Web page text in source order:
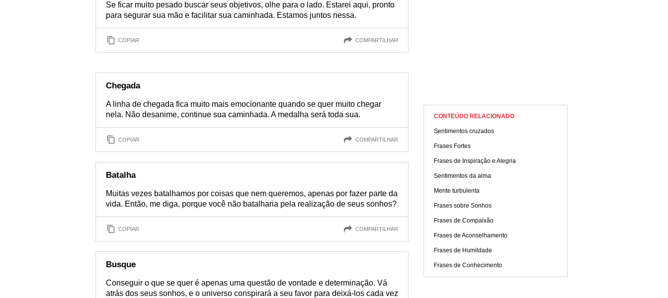
Se ficar muito pesado buscar seus objetivos, olhe para o lado. Estarei aqui, pronto
para segurar sua mão e facilitar sua caminhada. Estamos juntos nessa.
COPIAR COMPARTILHAR
Chegada
A linha de chegada fica muito mais emocionante quando se quer muito chegar
nela. Não desanime, continue sua caminhada. A medalha será toda sua.
COPIAR COMPARTILHAR
Batalha
Muitas vezes batalhamos por coisas que nem queremos, apenas por fazer parte da
vida. Então, me diga, porque você não batalharia pela realização de seus sonhos?
COPIAR COMPARTILHAR
Busque
Conseguir o que se quer é apenas uma questão de vontade e determinação. Vá
atrás dos seus sonhos, e o universo conspirará a seu favor para deixá-los cada vez
CONTEÚDO RELACIONADO
Sentimentos cruzados
Frases Fortes
Frases de Inspiração e Alegria
Sentimentos da alma
Mente turbulenta
Frases sobre Sonhos
Frases de Compaixão
Frases de Aconselhamento
Frases de Humildade
Frases de Conhecimento